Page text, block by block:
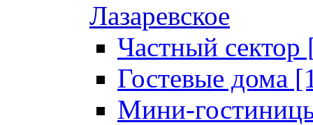
Лазаревское
Частный сектор
Гостевые дома
Мини-